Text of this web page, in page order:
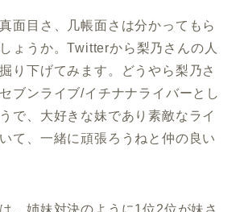
面目さ、几帳面さは分かってもら
ょうか。Twitterから梨乃さんの人
り下げてみます。どうやら梨乃さ
ブンライブ/イチナナライバーとし
で、大好きな妹であり素敵なライ
て、一緒に頑張ろうねと仲の良い
、姉妹対決のように1位2位が妹さ